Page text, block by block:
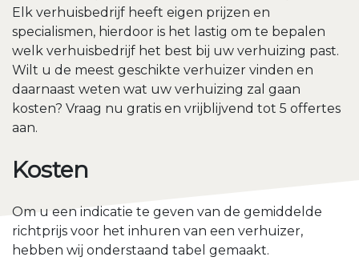
Elk verhuisbedrijf heeft eigen prijzen en
specialismen, hierdoor is het lastig om te bepalen
welk verhuisbedrijf het best bij uw verhuizing past.
Wilt u de meest geschikte verhuizer vinden en
daarnaast weten wat uw verhuizing zal gaan
kosten? Vraag nu gratis en vrijblijvend tot 5 offertes
aan.
Kosten
Om u een indicatie te geven van de gemiddelde
richtprijs voor het inhuren van een verhuizer,
hebben wij onderstaand tabel gemaakt.